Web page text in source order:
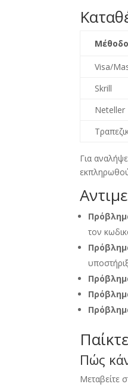
Visa/
Skrill
Neteller
Για
τον
Πώς
Μεταβείτε